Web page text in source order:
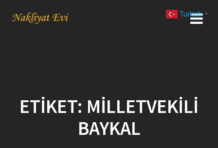
ETIKET: MILLETVEKILI
BAYKAL
Turkish ▼